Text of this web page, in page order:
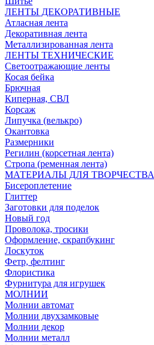
ЛЕНТЫ ДЕКОРАТИВНЫЕ
Атласная лента
Декоративная лента
Металлизированная лента
ЛЕНТЫ ТЕХНИЧЕСКИЕ
Светоотражающие ленты
Косая бейка
Брючная
Киперная, СВЛ
Корсаж
Липучка (велькро)
Окантовка
Размерники
Регилин (корсетная лента)
Стропа (ременная лента)
МАТЕРИАЛЫ ДЛЯ ТВОРЧЕСТВА
Бисероплетение
Глиттер
Заготовки для поделок
Новый год
Проволока, тросики
Оформление, скрапбукинг
Лоскуток
Фетр, фелтинг
Флористика
Фурнитура для игрушек
МОЛНИИ
Молнии автомат
Молнии двухзамковые
Молнии декор
Молнии металл